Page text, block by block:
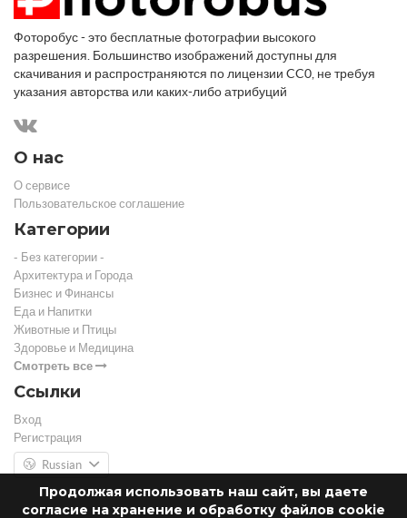
Продолжая использовать наш сайт, вы даете
согласие на хранение и обработку файлов cookie
Фоторобус - это бесплатные фотографии высокого
разрешения. Большинство изображений доступны для
скачивания и распространяются по лицензии CC0, не требуя
указания авторства или каких-либо атрибуций
О нас
О сервисе
Пользовательское соглашение
Категории
- Без категории -
Архитектура и Города
Бизнес и Финансы
Еда и Напитки
Животные и Птицы
Здоровье и Медицина
Смотреть все
Ссылки
Вход
Регистрация
Russian